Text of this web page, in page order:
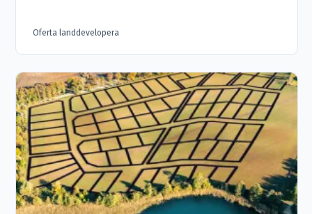
Oferta landdevelopera